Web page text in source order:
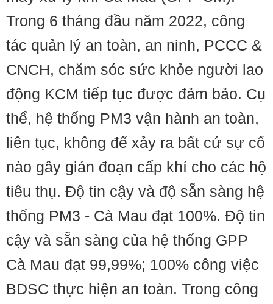
Trong 6 tháng đầu năm 2022, công
tác quản lý an toàn, an ninh, PCCC &
CNCH, chăm sóc sức khỏe người lao
động KCM tiếp tục được đảm bảo. Cụ
thể, hệ thống PM3 vận hành an toàn,
liên tục, không để xảy ra bất cứ sự cố
nào gây gián đoạn cấp khí cho các hộ
tiêu thụ. Độ tin cậy và độ sẵn sàng hệ
thống PM3 - Cà Mau đạt 100%. Độ tin
cậy và sẵn sàng của hệ thống GPP
Cà Mau đạt 99,99%; 100% công việc
BDSC thực hiện an toàn. Trong công